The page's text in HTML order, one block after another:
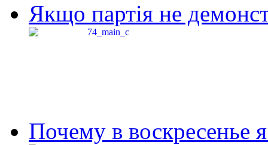
Якщо партія не
Почему в воскресенье